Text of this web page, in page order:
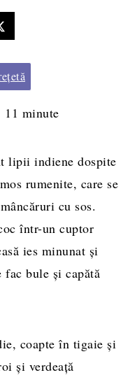
11 minute
lipii indiene dospite
rumenite, care se
cu sos.
într-un cuptor
ies minunat și
bule și capătă